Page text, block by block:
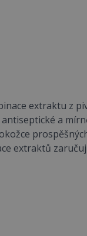
extraktu z
a
extraktů